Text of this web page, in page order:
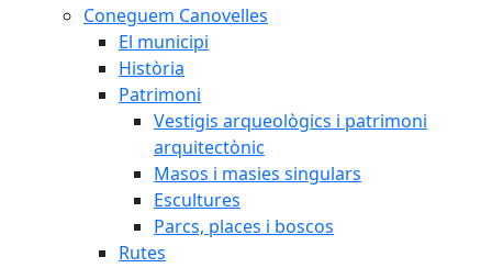
Coneguem Canovelles
El municipi
Història
Patrimoni
Vestigis arqueològics i patrimoni
arquitectònic
Masos i masies singulars
Escultures
Parcs, places i boscos
Rutes